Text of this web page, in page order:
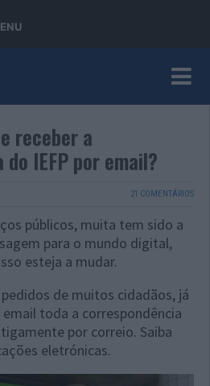
receber a
IEFP por email?
21 COMENTÁRIOS
públicos, muita tem sido a
para o mundo digital,
esteja a mudar.
de muitos cidadãos, já
toda a correspondência
por correio. Saiba
eletrónicas.